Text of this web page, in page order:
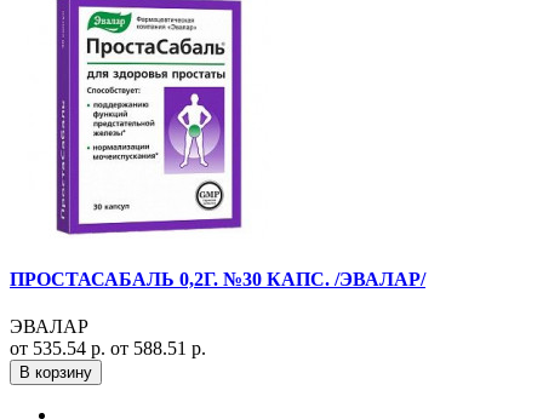
ПРОСТАСАБАЛЬ 0,2Г. №30 КАПС. /ЭВАЛАР/
ЭВАЛАР
от 535.54 р. от 588.51 р.
В корзину